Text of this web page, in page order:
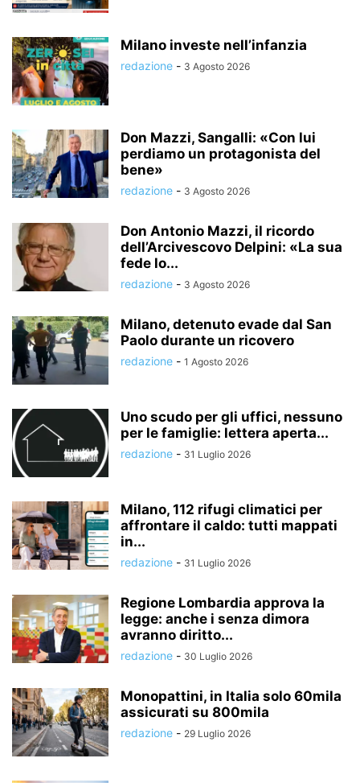
Milano investe nell’infanzia
redazione - 3 Agosto 2026
Don Mazzi, Sangalli: «Con lui
perdiamo un protagonista del
bene»
redazione - 3 Agosto 2026
Don Antonio Mazzi, il ricordo
dell’Arcivescovo Delpini: «La sua
fede lo...
redazione - 3 Agosto 2026
Milano, detenuto evade dal San
Paolo durante un ricovero
redazione - 1 Agosto 2026
Uno scudo per gli uffici, nessuno
per le famiglie: lettera aperta...
redazione - 31 Luglio 2026
Milano, 112 rifugi climatici per
affrontare il caldo: tutti mappati
in...
redazione - 31 Luglio 2026
Regione Lombardia approva la
legge: anche i senza dimora
avranno diritto...
redazione - 30 Luglio 2026
Monopattini, in Italia solo 60mila
assicurati su 800mila
redazione - 29 Luglio 2026